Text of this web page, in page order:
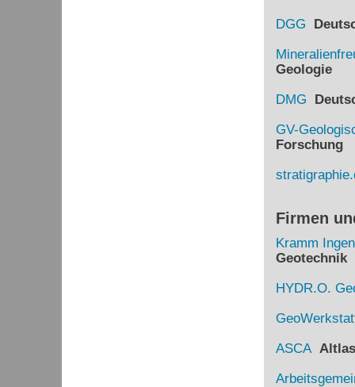
DGG
Geologie
DMG
GV-
Forschung
Firmen
Kramm
Geotechnik
HYDR.O.
ASCA